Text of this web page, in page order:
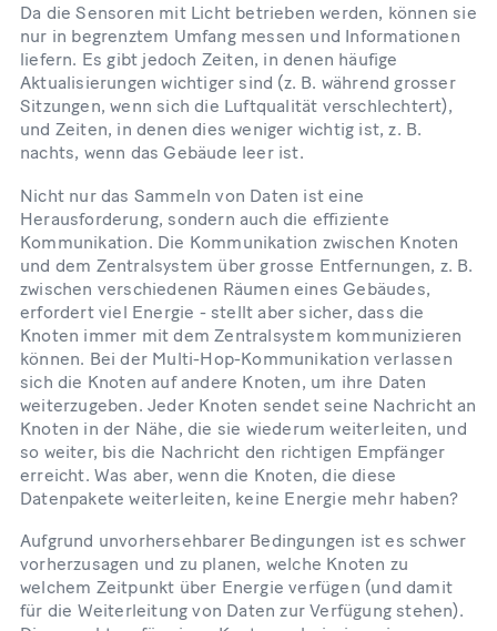
Da die Sensoren mit Licht betrieben werden, können sie
nur in begrenztem Umfang messen und Informationen
liefern. Es gibt jedoch Zeiten, in denen häufige
Aktualisierungen wichtiger sind (z. B. während grosser
Sitzungen, wenn sich die Luftqualität verschlechtert),
und Zeiten, in denen dies weniger wichtig ist, z. B.
nachts, wenn das Gebäude leer ist.
Nicht nur das Sammeln von Daten ist eine
Herausforderung, sondern auch die effiziente
Kommunikation. Die Kommunikation zwischen Knoten
und dem Zentralsystem über grosse Entfernungen, z. B.
zwischen verschiedenen Räumen eines Gebäudes,
erfordert viel Energie - stellt aber sicher, dass die
Knoten immer mit dem Zentralsystem kommunizieren
können. Bei der Multi-Hop-Kommunikation verlassen
sich die Knoten auf andere Knoten, um ihre Daten
weiterzugeben. Jeder Knoten sendet seine Nachricht an
Knoten in der Nähe, die sie wiederum weiterleiten, und
so weiter, bis die Nachricht den richtigen Empfänger
erreicht. Was aber, wenn die Knoten, die diese
Datenpakete weiterleiten, keine Energie mehr haben?
Aufgrund unvorhersehbarer Bedingungen ist es schwer
vorherzusagen und zu planen, welche Knoten zu
welchem Zeitpunkt über Energie verfügen (und damit
für die Weiterleitung von Daten zur Verfügung stehen).